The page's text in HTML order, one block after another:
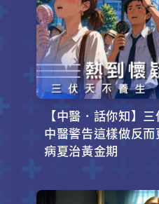
【中醫．話你知】
中醫警告這樣做反
病夏治黃金期